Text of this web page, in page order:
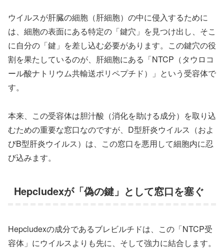
ウイルスが肝臓の細胞（肝細胞）の中に侵入するために
は、細胞の表面にある特定の「鍵穴」を見つけ出し、そこ
に自分の「鍵」を差し込む必要があります。この鍵穴の役
割を果たしているのが、肝細胞にある「NTCP（タウロコ
ール酸ナトリウム共輸送ポリペプチド）」という受容体で
す。
本来、この受容体は胆汁酸（消化を助ける成分）を取り込
むための重要な窓口なのですが、D型肝炎ウイルス（およ
びB型肝炎ウイルス）は、この窓口を悪用して細胞内に忍
び込みます。
Hepcludexが「偽の鍵」として窓口を塞ぐ
Hepcludexの成分であるブレビルチドは、この「NTCP受
容体」にウイルスよりも先に、そして強力に結合します。